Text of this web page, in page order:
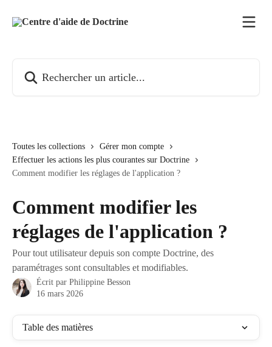
Toutes les collections
Gérer mon compte
Effectuer les actions les plus courantes sur Doctrine
Comment modifier les réglages de l'application ?
Comment modifier les
réglages de l'application ?
Pour tout utilisateur depuis son compte Doctrine, des
paramétrages sont consultables et modifiables.
Écrit par Philippine Besson
16 mars 2026
Table des matières